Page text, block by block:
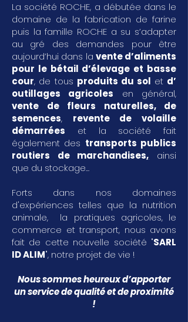
La société ROCHE, a débutée dans le
domaine de la fabrication de farine
puis la famille ROCHE a su s’adapter
au gré des demandes pour être
aujourd’hui dans la vente d’aliments
pour le bétail d’élevage et basse
cour, de tous produits du sol et d’
outillages agricoles en général,
vente de fleurs naturelles, de
semences, revente de volaille
démarrées et la société fait
également des transports publics
routiers de marchandises, ainsi
que du stockage...
Forts dans nos domaines
d'expériences telles que la nutrition
animale, la pratiques agricoles, le
commerce et transport, nous avons
fait de cette nouvelle société "SARL
ID ALIM", notre projet de vie !
Nous sommes heureux d’apporter
un service de qualité et de proximité
!